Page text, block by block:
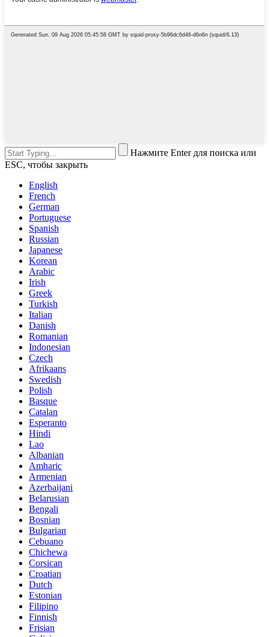
Нажмите Enter для поиска или
ESC, чтобы закрыть
English
French
German
Portuguese
Spanish
Russian
Japanese
Korean
Arabic
Irish
Greek
Turkish
Italian
Danish
Romanian
Indonesian
Czech
Afrikaans
Swedish
Polish
Basque
Catalan
Esperanto
Hindi
Lao
Albanian
Amharic
Armenian
Azerbaijani
Belarusian
Bengali
Bosnian
Bulgarian
Cebuano
Chichewa
Corsican
Croatian
Dutch
Estonian
Filipino
Finnish
Frisian